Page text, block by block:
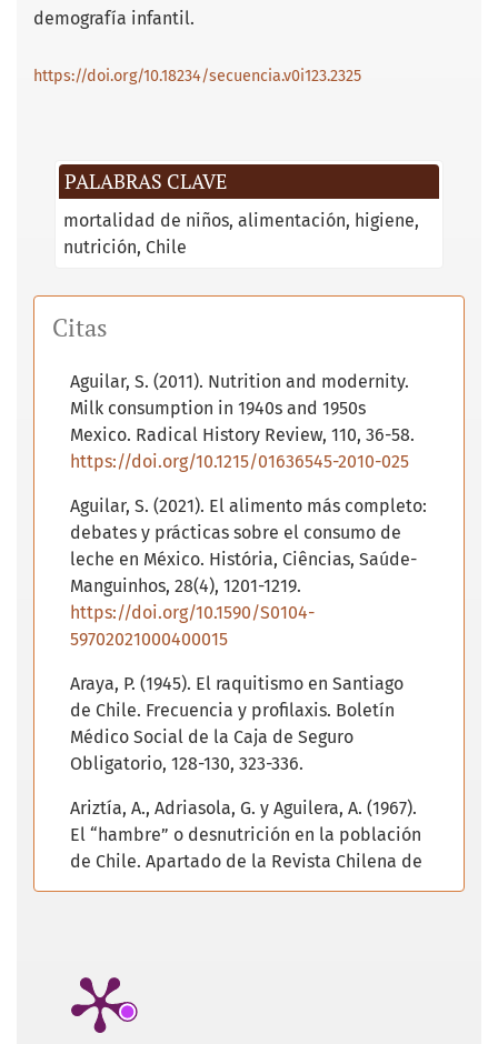
PALABRAS CLAVE
mortalidad de niños alimentación higiene
nutrición Chile
demografía infantil.
https://doi.org/10.18234/secuencia.v0i123.2325
Citas
Aguilar, S. (2011). Nutrition and modernity.
Milk consumption in 1940s and 1950s
Mexico. Radical History Review, 110, 36-58.
https://doi.org/10.1215/01636545-2010-025
Aguilar, S. (2021). El alimento más completo:
debates y prácticas sobre el consumo de
leche en México. História, Ciências, Saúde-
Manguinhos, 28(4), 1201-1219.
https://doi.org/10.1590/S0104-
59702021000400015
Araya, P. (1945). El raquitismo en Santiago
de Chile. Frecuencia y profilaxis. Boletín
Médico Social de la Caja de Seguro
Obligatorio, 128-130, 323-336.
Ariztía, A., Adriasola, G. y Aguilera, A. (1967).
El “hambre” o desnutrición en la población
de Chile. Apartado de la Revista Chilena de
Pediatría, 1-10.
66/67, 527-531.
Behm, H. (1967). Nutrición infantil y